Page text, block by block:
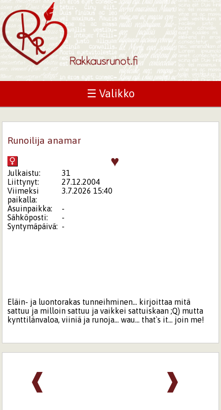
☰ Valikko
Runoilija anamar
♥
Julkaistu:
31
Liittynyt:
27.12.2004
Viimeksi
paikalla:
3.7.2026 15:40
Asuinpaikka:
-
Sähköposti:
-
Syntymäpäivä: -
Eläin- ja luontorakas tunneihminen... kirjoittaa mitä
sattuu ja milloin sattuu ja vaikkei sattuiskaan ;Q) mutta
kynttilänvaloa, viiniä ja runoja... wau... that`s it... join me!
❱
❰